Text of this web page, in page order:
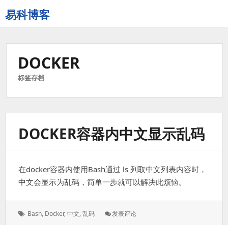
易科博客
DOCKER
标签存档
DOCKER容器内中文显示乱码
在docker容器内使用Bash通过 ls 列取中文列表内容时，
中文会显示为乱码，简单一步就可以解决此烦恼。
标
Bash, Docker,中文,乱码 发表评论: Docker